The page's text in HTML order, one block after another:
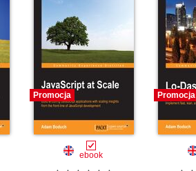
Promocja
ebook
Promocja